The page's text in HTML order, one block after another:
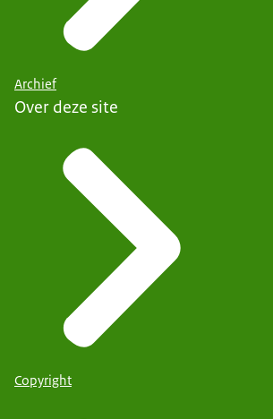
Archief
Over deze site
Copyright